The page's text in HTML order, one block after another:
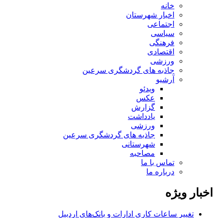
خانه
اخبار شهرستان
اجتماعی
سیاسی
فرهنگی
اقتصادی
ورزشی
جاذبه های گردشگری سرعین
آرشیو
ویدئو
عکس
گزارش
یادداشت
ورزشی
جاذبه های گردشگری سرعین
شهرستانی
مصاحبه
تماس با ما
درباره ما
اخبار ویژه
تغییر ساعات کاری ادارات و بانک‌های اردبیل